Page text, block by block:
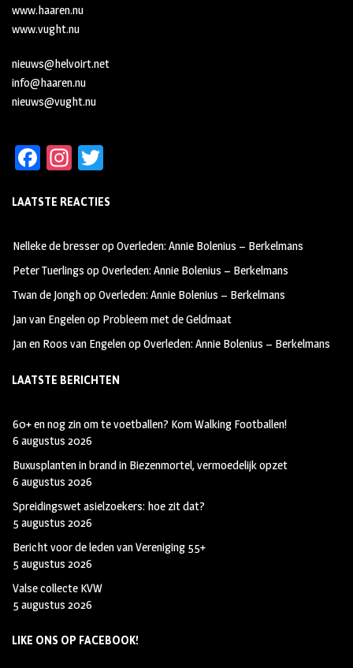
www.haaren.nu
www.vught.nu
nieuws@helvoirt.net
info@haaren.nu
nieuws@vught.nu
Fa
b
oo
k
In
ag
m
tt
LAATSTE REACTIES
Nelleke de bresseropOverleden: Annie Bolenius – Berkelmans
Peter Tuerlings opOverleden: Annie Bolenius – Berkelmans
Twan de JonghopOverleden: Annie Bolenius – Berkelmans
Jan van Engelenop Probleem met de Geldmaat
Jan en Roos van EngelenopOverleden: Annie Bolenius – Berkelmans
LAATSTE BERICHTEN
60+ en nog zin om te voetballen? Kom Walking Footballen!
6 augustus 2026
Buxusplanten in brand in Biezenmortel, vermoedelijk opzet
6 augustus 2026
Spreidingswet asielzoekers: hoe zit dat?
5 augustus 2026
Bericht voor de leden van Vereniging 55+
5 augustus 2026
Valse collecte KVW
5 augustus 2026
LIKE ONS OP FACEBOOK!